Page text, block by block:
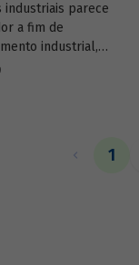
industriais parece
a fim de
industrial,
mostram que há
E, em caso
1